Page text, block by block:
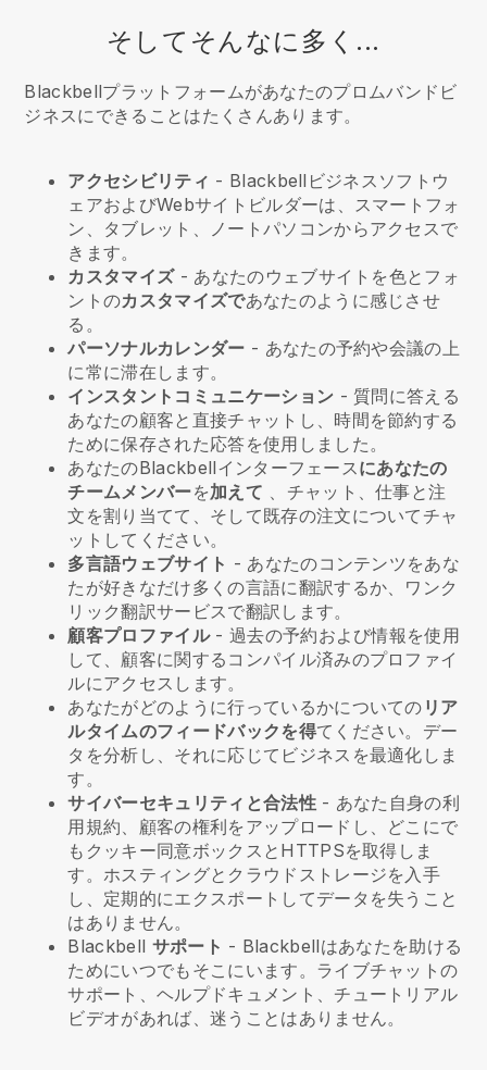
そしてそんなに多く...
Blackbellプラットフォームがあなたのプロムバンドビ
ジネスにできることはたくさんあります。
アクセシビリティ - Blackbell ビジネスソフトウ
ェアおよびWebサイトビルダーは、スマートフォ
ン、タブレット、ノートパソコンからアクセスで
きます。
カスタマイズ- あなたのウェブサイトを色とフォ
ントのカスタマイズであなたのように感じさせ
る。
パーソナルカレンダー - あなたの予約や会議の上
に常に滞在します。
インスタントコミュニケーション - 質問に答える
あなたの顧客と直接チャットし、時間を節約する
ために保存された応答を使用しました。
あなたのBlackbellインターフェースにあなたの
チームメンバーを加えて 、チャット、仕事と注
文を割り当てて、そして既存の注文についてチャ
ットしてください。
多言語ウェブサイト - あなたのコンテンツをあな
たが好きなだけ多くの言語に翻訳するか、ワンク
リック翻訳サービスで翻訳します。
顧客プロファイル- 過去の予約および情報を使用
して、顧客に関するコンパイル済みのプロファイ
ルにアクセスします。
あなたがどのように行っているかについての リア
ルタイムのフィードバックを得てください。デー
タを分析し、それに応じてビジネスを最適化しま
す。
サイバーセキュリティと合法性- あなた自身の利
用規約、顧客の権利をアップロードし、どこにで
もクッキー同意ボックスとHTTPSを取得しま
す。ホスティングとクラウドストレージを入手
し、定期的にエクスポートしてデータを失うこと
はありません。
Blackbell サポート - Blackbellはあなたを助ける
ためにいつでもそこにいます。ライブチャットの
サポート、ヘルプドキュメント、チュートリアル
ビデオがあれば、迷うことはありません。